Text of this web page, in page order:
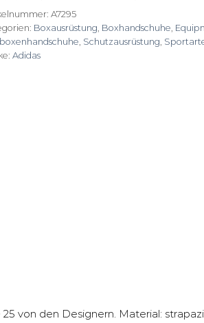
von
A7295
Boxausrüstung, Boxhandschuhe,
, Schutzausrüstung,
Adidas
von den Designern. Material: